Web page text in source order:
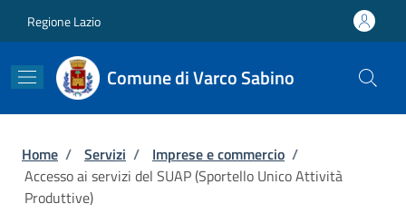
Regione Lazio
Comune di Varco Sabino
Briciole di pane
Home / Servizi / Imprese e commercio /
Accesso ai servizi del SUAP (Sportello Unico Attività
Produttive)